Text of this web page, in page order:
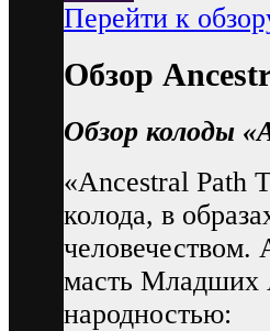
Перейти к
Обзор
Обзор колоды
«Ancestral Path
колода, в
человечеством.
масть Младших
народностью: